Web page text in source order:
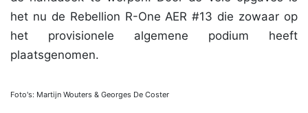
het nu de Rebellion R-One AER #13 die zowaar op
het provisionele algemene podium heeft
plaatsgenomen.
Foto's: Martijn Wouters & Georges De Coster